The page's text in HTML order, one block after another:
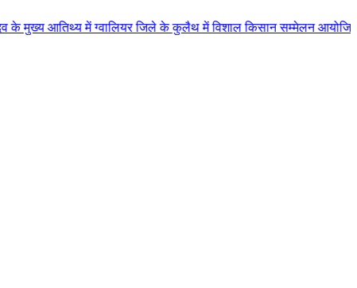
जिले के कुलैथ में विशाल किसान सम्मेलन आयोजित लगभग 87.21